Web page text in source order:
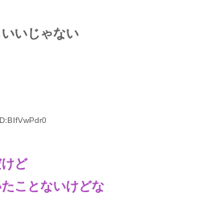
いじゃない
ど
ことないけどな